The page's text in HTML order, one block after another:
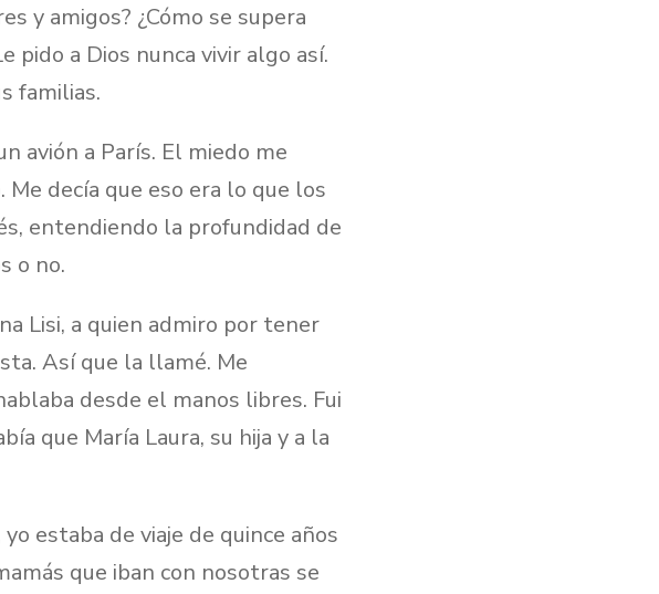
y amigos? ¿Cómo se supera
pido a Dios nunca vivir algo así.
familias.
avión a París. El miedo me
decía que eso era lo que los
entendiendo la profundidad de
o no.
Lisi, a quien admiro por tener
Así que la llamé. Me
desde el manos libres. Fui
que María Laura, su hija y a la
estaba de viaje de quince años
que iban con nosotras se